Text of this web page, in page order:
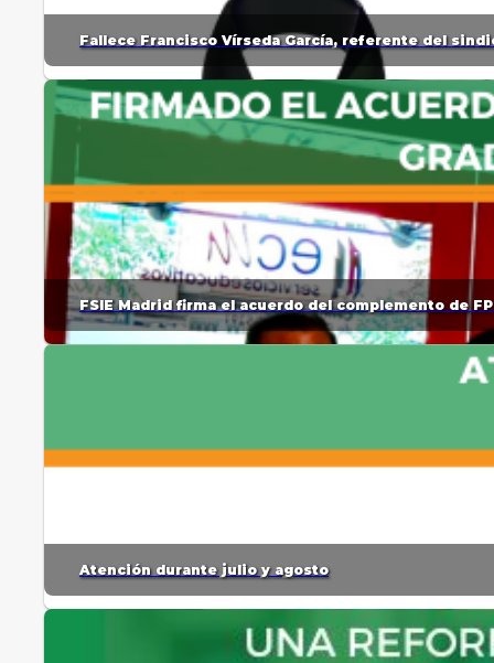
Fallece Francisco Vírseda García, referente del
FSIE Madrid firma el acuerdo del complemento de
Atención durante julio y agosto